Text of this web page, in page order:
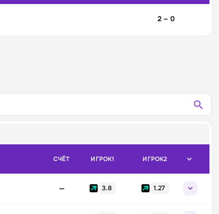
2 – 0
СЧЁТ ИГРОК1 ИГРОК2
— 3.8 1.27